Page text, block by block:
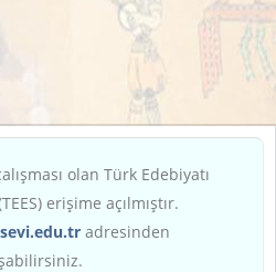
olan Türk Edebiyatı
erişime açılmıştır.
adresinden